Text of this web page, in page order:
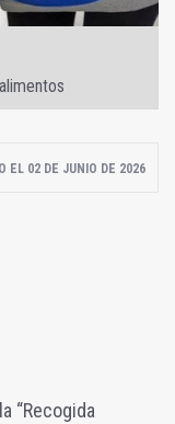
EL 02 DE JUNIO DE 2026
“Recogida